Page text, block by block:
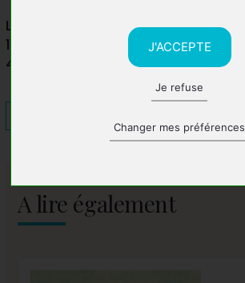
J'ACCEPTE
Je refuse
Changer mes préférences
Librairie L'Ecume des Sucs
11 Rue du Maréchal Fayolle
43200 Yssingeaux
A lire également